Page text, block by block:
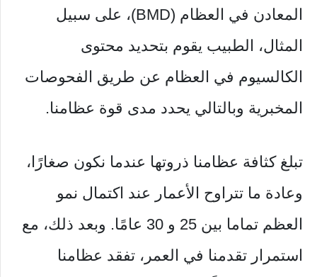
المعادن في العظام (BMD)، على سبيل
المثال، الطبيب يقوم بتحديد محتوى
الكالسيوم في العظام عن طريق الفحوصات
المخبرية وبالتالي يحدد مدى قوة عظامنا.
تبلغ كثافة عظامنا ذروتها عندما نكون صغارًا،
وعادة ما تتراوح الأعمار عند اكتمال نمو
العظم تماما بين 25 و 30 عامًا. وبعد ذلك، مع
استمرار تقدمنا ​​في العمر، تفقد عظامنا